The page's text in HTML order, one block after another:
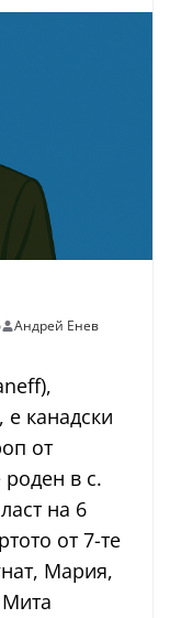
Андрей Енев
канадски
от
в с.
на 6
от 7-те
Мария,